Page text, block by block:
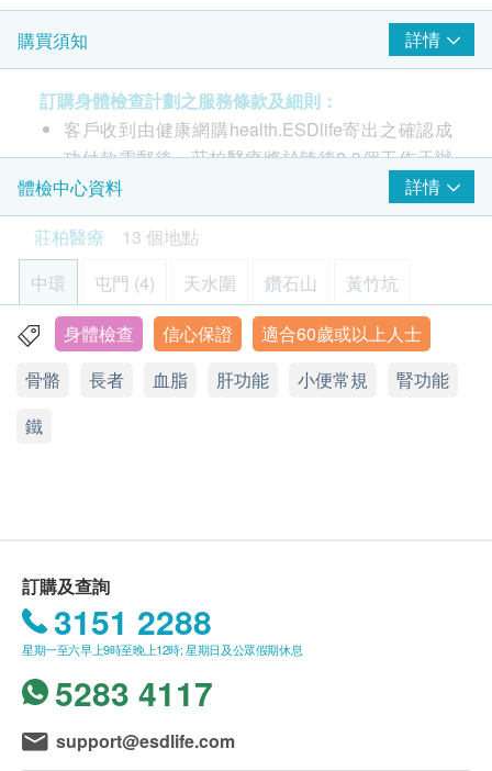
三酸甘油脂
糖尿
血葡萄糖 (空腹)
糖化血色素
肝功能
鹼性磷酸酶
白蛋白
谷丙轉氨酵素
谷草轉氨酵素
球蛋白
總蛋白質
總膽紅素
鈉
尿素
泌尿情況
小便常規(12項)：顏色、外觀、酸鹼度PH、比重、尿
糖，白血球、血尿、尿酮類 等
針對長者較常見糖尿病, 本組合設有糖化血色素量度過
往2-3個月血糖平均值。額外加入類風濕關節炎因子考
察關節炎風險及血鐵化驗關注者長者貧血問題
購買須知 詳情
訂購身體檢查計劃之服務條款及細則：
客戶收到由健康網購health.ESDlife寄出之確認成
功付款電郵後，莊柏醫療將於隨後2-3個工作天辦
公時間內，致電客戶及預約身體檢查的時間及地
點。
本身體檢查計劃有效期為1年，客戶必須於1年內
(由確認付款日期起計) 接受有關檢查，客戶需提前
1個月預約相關檢查，逾期作廢。
疫苗注射（不包括新冠疫苗相關計劃）：
此項交易必須經醫生評估是否適合進行疫苗注射。
天跟進檢查報告， 工作天不包括星期六、日及公
眾假期。 輪侯報告講解時間會因應不同情況 (如個
別化驗項目所需時間或客人指明特定時段) 而有所
解報告)
A. 本地/海外客戶
(1) 親身領取：親身前往各診所
體檢中心資料
詳情
莊柏醫療
13 個地點
中環
屯門 (4) 天水圍 鑽石山 黃竹坑
元朗 旺角 佐敦 荃灣 上水
中環干諾道中30-32號莊士大廈1樓101室
身體檢查 信心保證
適合60歲或以上人士
骨骼
長者 血脂 肝功能 小便常規
腎功能
鐵
訂購及查詢
3151 2288
星期一至六早上9時至晚上12時; 星期日及公眾假期休息
5283 4117
support@esdlife.com